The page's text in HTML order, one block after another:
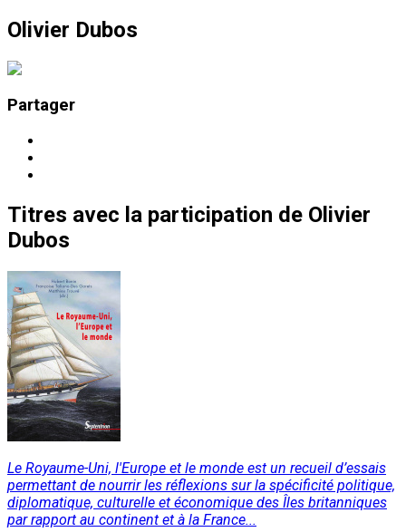
Olivier Dubos
Partager
Titres avec la participation de Olivier
Dubos
Le Royaume-Uni, l'Europe et le monde est un recueil d’essais
permettant de nourrir les réflexions sur la spécificité politique,
diplomatique, culturelle et économique des Îles britanniques
par rapport au continent et à la France...